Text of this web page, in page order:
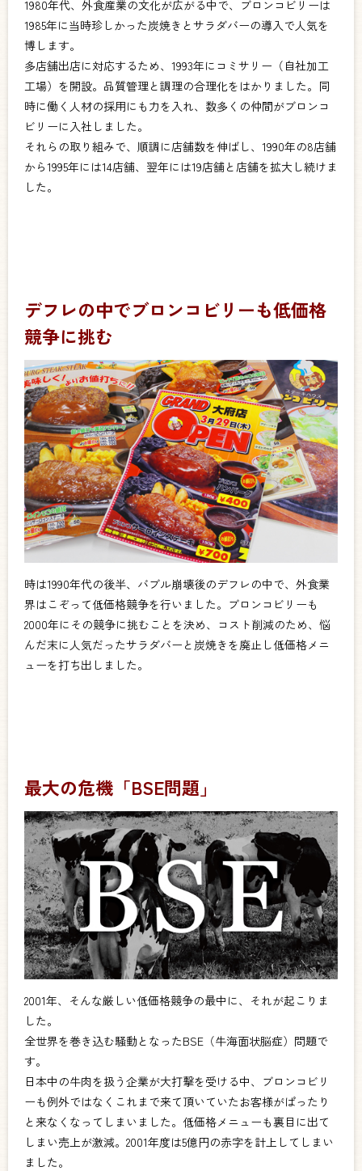
1980年代、外食産業の文化が広がる中で、ブロンコビリーは
1985年に当時珍しかった炭焼きとサラダバーの導入で人気を
博します。
多店舗出店に対応するため、1993年にコミサリー（自社加工
工場）を開設。品質管理と調理の合理化をはかりました。同
時に働く人材の採用にも力を入れ、数多くの仲間がブロンコ
ビリーに入社しました。
それらの取り組みで、順調に店舗数を伸ばし、1990年の8店舗
から1995年には14店舗、翌年には19店舗と店舗を拡大し続けま
した。
デフレの中でブロンコビリーも低価格
競争に挑む
時は1990年代の後半、バブル崩壊後のデフレの中で、外食業
界はこぞって低価格競争を行いました。ブロンコビリーも
2000年にその競争に挑むことを決め、コスト削減のため、悩
んだ末に人気だったサラダバーと炭焼きを廃止し低価格メニ
ューを打ち出しました。
最大の危機「BSE問題」
2001年、そんな厳しい低価格競争の最中に、それが起こりま
した。
全世界を巻き込む騒動となったBSE（牛海面状脳症）問題で
す。
日本中の牛肉を扱う企業が大打撃を受ける中、ブロンコビリ
ーも例外ではなくこれまで来て頂いていたお客様がぱったり
と来なくなってしまいました。 低価格メニューも裏目に出て
しまい売上が激減。2001年度は5億円の赤字を計上してしまい
ました。